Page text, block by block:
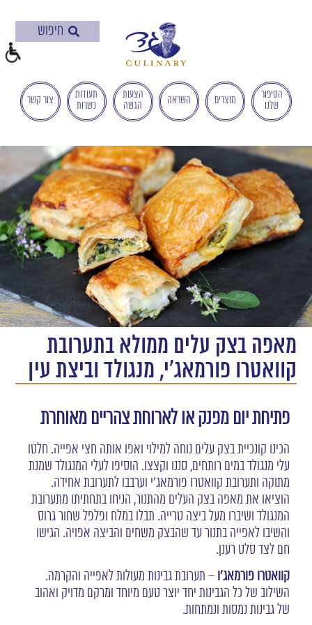
הישראלי
לְהַנְגָּשָׁת
אָתָרִים".
הַמְּסַיַּעַת
לִנְגִישׁוּת
הָאֲתָר.
לִפְתִיחַת
תַּפְרִיט
הֵנְּגִישׁוּת
הסיפור
שלנו
מוצרים השראה
הצעות
הגשה
תעודות
כשרות
צור קשר
מאפה בצק עלים ממולא בתערובת
קוואטרו פורמאג'י, מנגולד וביצת עין
פתיחת יום מפנק או לארוחתצהריים מאוחרת
הכינו קונכיית בצק עלים נוחה למילוי ואפו אותה חצי אפייה. חלטו
עלי מנגולד במים רותחים, סננו וקצצו. הוסיפו לעלי המנגולד שמנת
מתוקה ותערובת קוואטרו פורמאג'י וערבבו לתערובת אחידה.
הוציאו את מאפה בצק העלים מהתנור, הניחו בתחתיתו מתערובת
המנגולד ושיברו מעל ביצה טרייה. תבלו במלח ופלפל שחור גרוס
והשיבו לאפייה בתנור עד שהבצק משחים והביצה אפויה. הגישו
חם לצד סלט רענן.
קוואטרו פורמאג'ו– תערובת גבינות מעולות לאפייה והקרמה.
השילוב של כל הגבינות יחד יוצר טעם מיוחד ומרקם מדויק ואהוב
של גבינות נמסות ונמתחות.